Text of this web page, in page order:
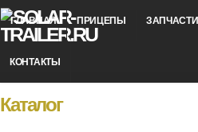
ГЛАВНАЯ ПРИЦЕПЫ ЗАПЧАСТИ
КОНТАКТЫ
Каталог